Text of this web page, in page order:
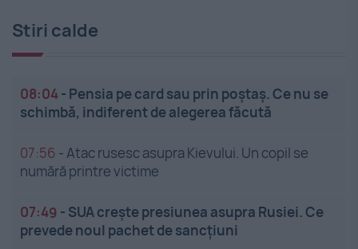
Stiri calde
08:04- Pensia pe card sau prin poștaș. Ce nu se
schimbă, indiferent de alegerea făcută
07:56 -Atac rusesc asupra Kievului. Un copil se
numără printre victime
07:49 - SUA crește presiunea asupra Rusiei. Ce
prevede noul pachet de sancțiuni